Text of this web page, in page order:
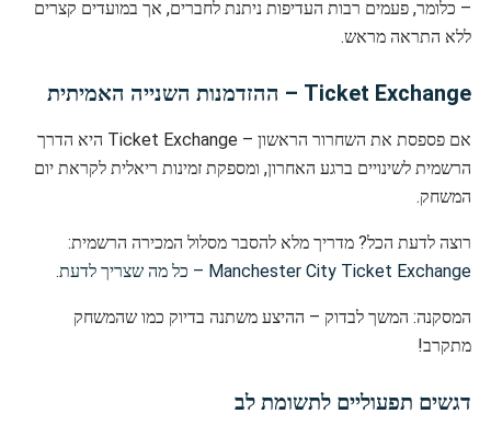
– כלומר, פעמים רבות העדיפות ניתנת לחברים, אך במועדים קצרים
ללא התראה מראש.
Ticket Exchange – ההזדמנות השנייה האמיתית
אם פספסת את השחרור הראשון – Ticket Exchange היא הדרך
הרשמית לשינויים ברגע האחרון, ומספקת זמינות ריאלית לקראת יום
המשחק.
רוצה לדעת הכל? מדריך מלא להסבר מסלול המכירה הרשמית:
Manchester City Ticket Exchange – כל מה שצריך לדעת
.
המסקנה: המשך לבדוק – ההיצע משתנה בדיוק כמו שהמשחק
מתקרב!
דגשים תפעוליים לתשומת לב